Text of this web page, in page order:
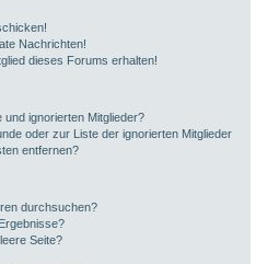
Nachrichten!
dieses Forums erhalten!
ignorierten Mitglieder?
oder zur Liste der ignorierten Mitglieder
entfernen?
durchsuchen?
Seite?